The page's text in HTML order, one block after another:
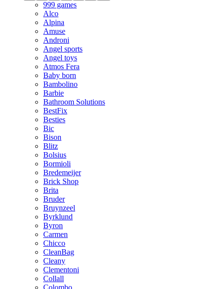
999 games
Alco
Alpina
Amuse
Androni
Angel sports
Angel toys
Atmos Fera
Baby born
Bambolino
Barbie
Bathroom Solutions
BestFix
Besties
Bic
Bison
Blitz
Bolsius
Bormioli
Bredemeijer
Brick Shop
Brita
Bruder
Bruynzeel
Byrklund
Byron
Carmen
Chicco
CleanBag
Cleany
Clementoni
Collall
Colombo